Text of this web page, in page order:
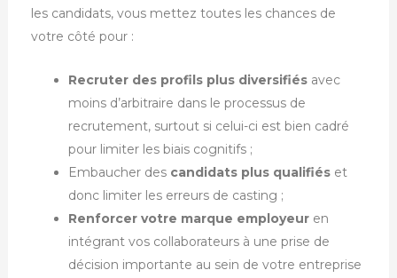
les candidats, vous mettez toutes les chances de
votre côté pour :
Recruter des profils plus diversifiés avec
moins d’arbitraire dans le processus de
recrutement, surtout si celui-ci est bien cadré
pour limiter les biais cognitifs ;
Embaucher des candidats plus qualifiés et
donc limiter les erreurs de casting ;
Renforcer votre marque employeur en
intégrant vos collaborateurs à une prise de
décision importante au sein de votre entreprise